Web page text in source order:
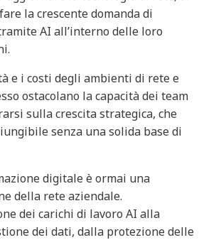
la crescente domanda di
AI all’interno delle loro
e i costi degli ambienti di rete e
ostacolano la capacità dei team
sulla crescita strategica, che
senza una solida base di
digitale è ormai una
della rete aziendale.
dei carichi di lavoro AI alla
dei dati, dalla protezione delle